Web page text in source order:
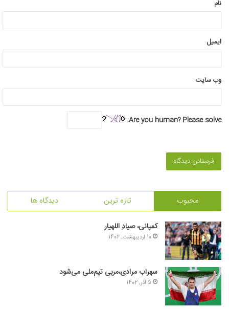
نام
ایمیل
وب‌ سایت
Are you human? Please solve:
محبوب تازه ترین دیدگاه ها
کمپانی، صیادِ اللهیار
10 اردیبهشت, 1402
سهراب مرادی،مربی تیم‌ملی می‌شود
5 آذر, 1402